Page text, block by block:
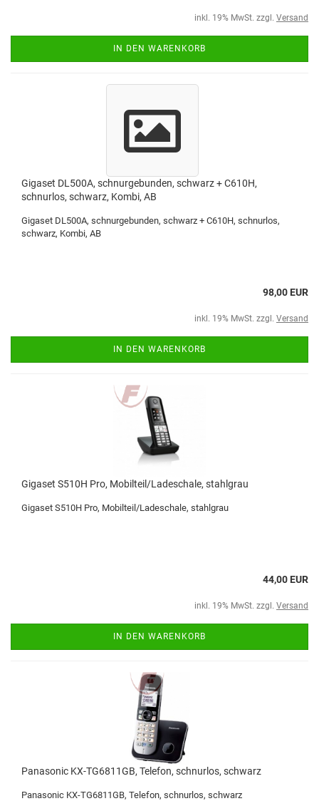
inkl. 19% MwSt. zzgl. Versand
IN DEN WARENKORB
Gigaset DL500A, schnurgebunden, schwarz + C610H,
schnurlos, schwarz, Kombi, AB
Gigaset DL500A, schnurgebunden, schwarz + C610H, schnurlos,
schwarz, Kombi, AB
98,00 EUR
inkl. 19% MwSt. zzgl. Versand
IN DEN WARENKORB
Gigaset S510H Pro, Mobilteil/Ladeschale, stahlgrau
Gigaset S510H Pro, Mobilteil/Ladeschale, stahlgrau
44,00 EUR
inkl. 19% MwSt. zzgl. Versand
IN DEN WARENKORB
Panasonic KX-TG6811GB, Telefon, schnurlos, schwarz
Panasonic KX-TG6811GB, Telefon, schnurlos, schwarz